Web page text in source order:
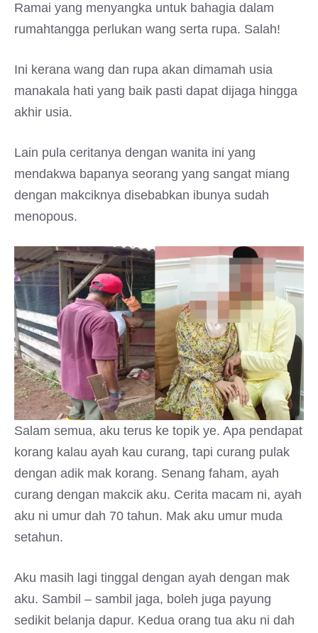
Ramai yang menyangka untuk bahagia dalam
rumahtangga perlukan wang serta rupa. Salah!
Ini kerana wang dan rupa akan dimamah usia
manakala hati yang baik pasti dapat dijaga hingga
akhir usia.
Lain pula ceritanya dengan wanita ini yang
mendakwa bapanya seorang yang sangat miang
dengan makciknya disebabkan ibunya sudah
menopous.
Salam semua, aku terus ke topik ye. Apa pendapat
korang kalau ayah kau curang, tapi curang pulak
dengan adik mak korang. Senang faham, ayah
curang dengan makcik aku. Cerita macam ni, ayah
aku ni umur dah 70 tahun. Mak aku umur muda
setahun.
Aku masih lagi tinggal dengan ayah dengan mak
aku. Sambil – sambil jaga, boleh juga payung
sedikit belanja dapur. Kedua orang tua aku ni dah